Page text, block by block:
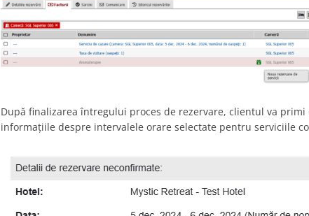
După finalizarea întregului proces de rezervare, clientul va
informațiile despre intervalele orare selectate pentru serviciile